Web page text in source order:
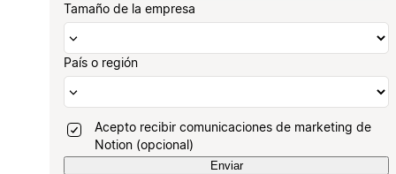
Tamaño de la empresa
País o región
Acepto recibir comunicaciones de marketing de
Notion (opcional)
Enviar